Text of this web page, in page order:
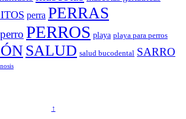
perra PERRAS
perro PERROS playa playa para perros
SALUD salud bucodental SARRO
↑